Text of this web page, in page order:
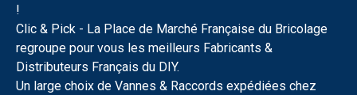
!
Clic & Pick - La Place de Marché Française du Bricolage
regroupe pour vous les meilleurs Fabricants &
Distributeurs Français du DIY.
Un large choix de Vannes & Raccords expédiées chez